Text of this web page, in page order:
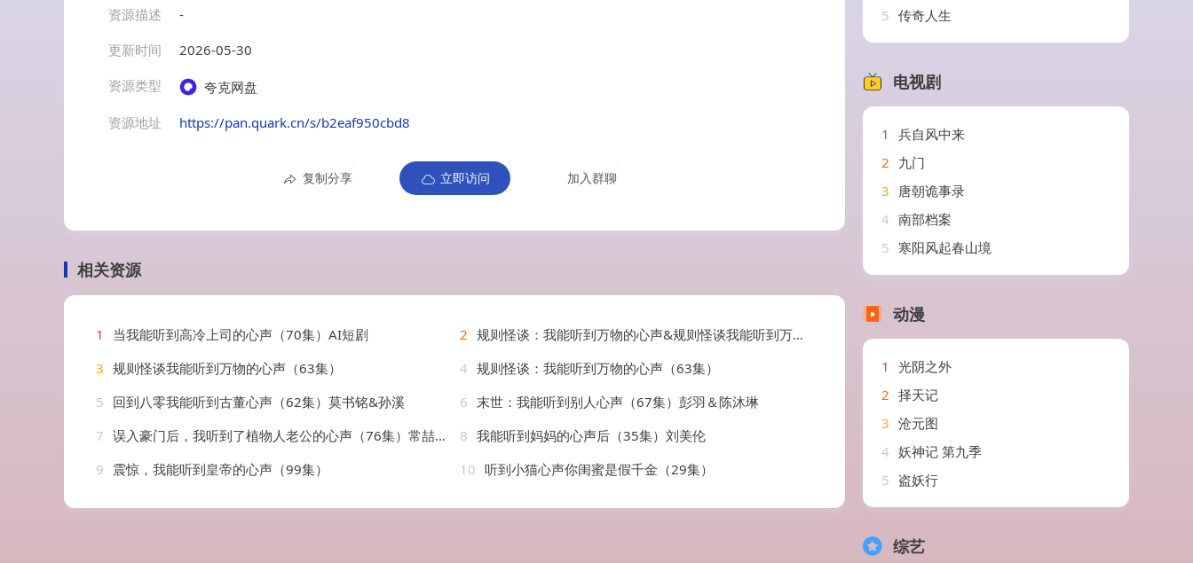
资源描述
-
更新时间
2026-05-30
资源类型
夸克网盘
资源地址
https://pan.quark.cn/s/b2eaf950cbd8
复制分享 立即访问 加入群聊
相关资源
1 当我能听到高冷上司的心声（70集）AI短剧 2 规则怪谈：我能听到万物的心声&规则怪谈我能听到万物的心声（63集）AI短剧
3 规则怪谈我能听到万物的心声（63集） 4 规则怪谈：我能听到万物的心声（63集）
5 回到八零我能听到古董心声（62集）莫书铭&孙溪 6 末世：我能听到别人心声（67集）彭羽＆陈沐琳
7 误入豪门后，我听到了植物人老公的心声（76集）常喆宽＆宋鸿宇 8 我能听到妈妈的心声后（35集）刘美伦
9 震惊，我能听到皇帝的心声（99集） 10 听到小猫心声你闺蜜是假千金（29集）
5 传奇人生
电视剧
1
兵自风中来
2 九门
3 唐朝诡事录
4 南部档案
5 寒阳风起春山境
动漫
1
光阴之外
2 择天记
3 沧元图
4 妖神记 第九季
5 盗妖行
综艺